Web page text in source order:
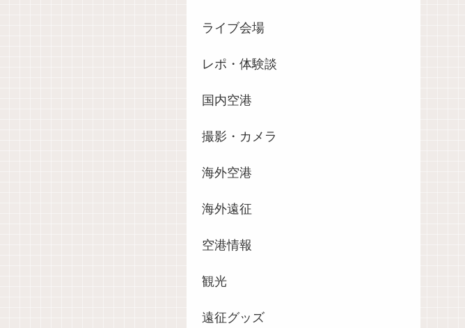
ライブ会場
レポ・体験談
国内空港
撮影・カメラ
海外空港
海外遠征
空港情報
観光
遠征グッズ